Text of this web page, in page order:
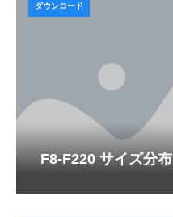
F8-F220 サイズ分布
ダウンロード